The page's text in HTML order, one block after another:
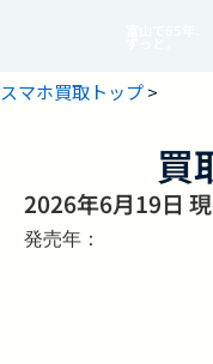
スマホ買取トップ>
買
2026年6月19日
発売年：